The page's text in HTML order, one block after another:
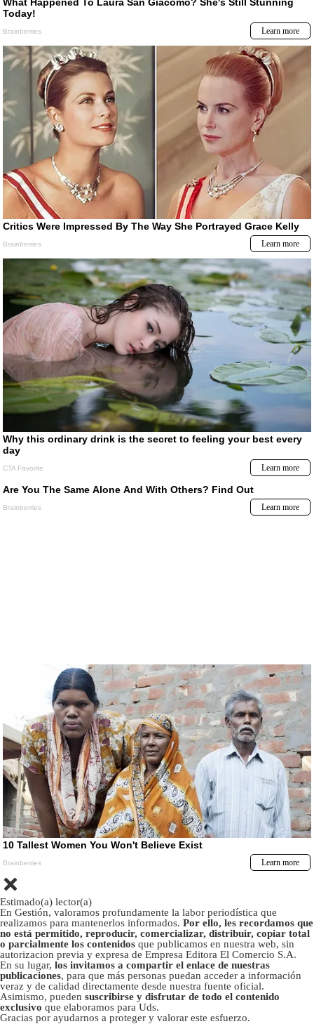
Estimado(a) lector(a)
En Gestión, valoramos profundamente la labor periodística que
realizamos para mantenerlos informados. Por ello, les recordamos que
no está permitido, reproducir, comercializar, distribuir, copiar total
o parcialmente los contenidos que publicamos en nuestra web, sin
autorizacion previa y expresa de Empresa Editora El Comercio S.A.
En su lugar, los invitamos a compartir el enlace de nuestras
publicaciones, para que más personas puedan acceder a información
veraz y de calidad directamente desde nuestra fuente oficial.
Asimismo, pueden suscribirse y disfrutar de todo el contenido
exclusivo que elaboramos para Uds.
Gracias por ayudarnos a proteger y valorar este esfuerzo.